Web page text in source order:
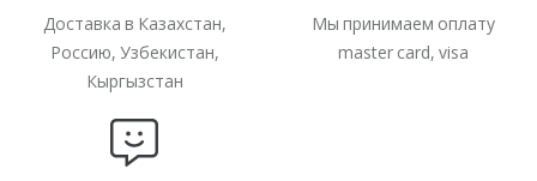
Доставка в Казахстан,
Россию, Узбекистан,
Кыргызстан
Мы принимаем оплату
master card, visa